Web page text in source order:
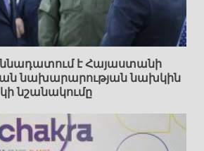
է Հայաստանի
նախարարության նախկին
նշանակումը